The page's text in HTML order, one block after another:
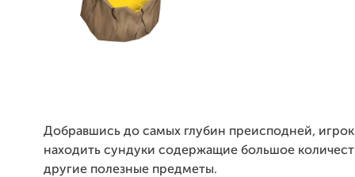
Добравшись до самых глубин преисподней,
находить сундуки содержащие большое
другие полезные предметы.